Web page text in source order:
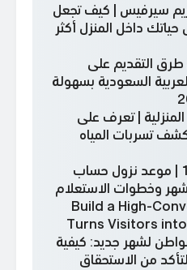
سيرفيس | كيف تجعل
داخل المنزل أكثر
طرق التقديم على
السعودية بسهولة
| تعرف على
تسربات المياه
حساب المواطن 1447 | موعد نزول حساب
وخطوات الاستعلام
Build a High-
Turns Visitors
لشهر جديد: كيفية
من الاستحقاق